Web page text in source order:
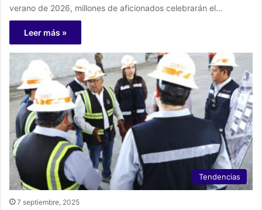
verano de 2026, millones de aficionados celebrarán el…
Leer más »
Tendencias
7 septiembre, 2025